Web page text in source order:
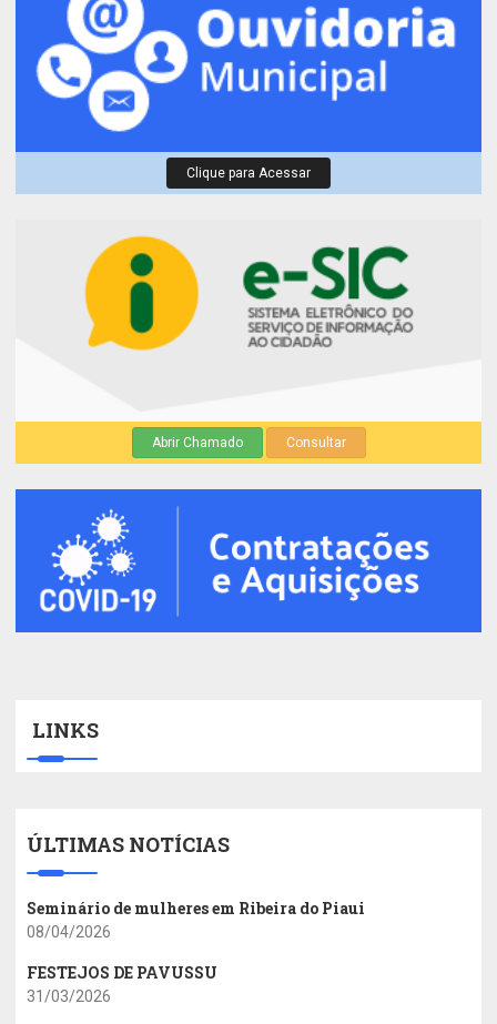
Clique para Acessar
Abrir Chamado Consultar
LINKS
ÚLTIMAS NOTÍCIAS
Seminário de mulheres em Ribeira do Piaui
08/04/2026
FESTEJOS DE PAVUSSU
31/03/2026